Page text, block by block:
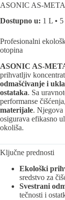
ASONIC AS-
Dostupno u: 1 L •
Profesionalni
otopina
ASONIC AS-
prihvatljiv
odmašćivanje i
ostataka. Sa
performanse
materijale. Njegova
osigurava efikasno
okoliša.
Ključne prednosti
Ekološki
sredstvo za
Svestrani
tečnosti i